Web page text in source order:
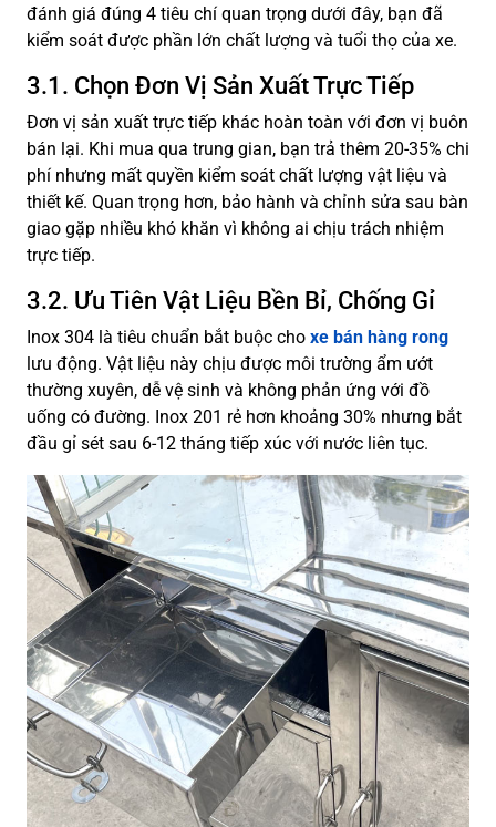
đánh giá đúng 4 tiêu chí quan trọng dưới đây, bạn đã
kiểm soát được phần lớn chất lượng và tuổi thọ của xe.
3.1. Chọn Đơn Vị Sản Xuất Trực Tiếp
Đơn vị sản xuất trực tiếp khác hoàn toàn với đơn vị buôn
bán lại. Khi mua qua trung gian, bạn trả thêm 20-35% chi
phí nhưng mất quyền kiểm soát chất lượng vật liệu và
thiết kế. Quan trọng hơn, bảo hành và chỉnh sửa sau bàn
giao gặp nhiều khó khăn vì không ai chịu trách nhiệm
trực tiếp.
3.2. Ưu Tiên Vật Liệu Bền Bỉ, Chống Gỉ
Inox 304 là tiêu chuẩn bắt buộc cho xe bán hàng rong
lưu động. Vật liệu này chịu được môi trường ẩm ướt
thường xuyên, dễ vệ sinh và không phản ứng với đồ
uống có đường. Inox 201 rẻ hơn khoảng 30% nhưng bắt
đầu gỉ sét sau 6-12 tháng tiếp xúc với nước liên tục.